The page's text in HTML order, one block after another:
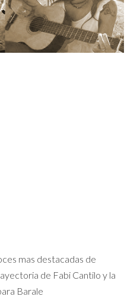
mas destacadas de
de Fabi Cantilo y la
Barale